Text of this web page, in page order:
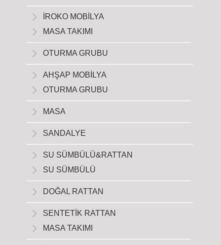
İROKO MOBİLYA
MASA TAKIMI
OTURMA GRUBU
AHŞAP MOBİLYA
OTURMA GRUBU
MASA
SANDALYE
SU SÜMBÜLÜ&RATTAN
SU SÜMBÜLÜ
DOĞAL RATTAN
SENTETİK RATTAN
MASA TAKIMI